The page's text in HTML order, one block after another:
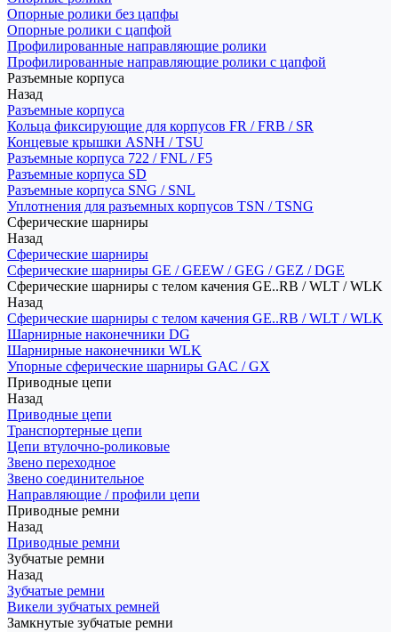
Опорные ролики без цапфы
Опорные ролики с цапфой
Профилированные направляющие ролики
Профилированные направляющие ролики с цапфой
Разъемные корпуса
Назад
Разъемные корпуса
Кольца фиксирующие для корпусов FR / FRB / SR
Концевые крышки ASNH / TSU
Разъемные корпуса 722 / FNL / F5
Разъемные корпуса SD
Разъемные корпуса SNG / SNL
Уплотнения для разъемных корпусов TSN / TSNG
Сферические шарниры
Назад
Сферические шарниры
Сферические шарниры GE / GEEW / GEG / GEZ / DGE
Сферические шарниры с телом качения GE..RB / WLT / WLK
Назад
Сферические шарниры с телом качения GE..RB / WLT / WLK
Шарнирные наконечники DG
Шарнирные наконечники WLK
Упорные сферические шарниры GAC / GX
Приводные цепи
Назад
Приводные цепи
Транспортерные цепи
Цепи втулочно-роликовые
Звено переходное
Звено соединительное
Направляющие / профили цепи
Приводные ремни
Назад
Приводные ремни
Зубчатые ремни
Назад
Зубчатые ремни
Викели зубчатых ремней
Замкнутые зубчатые ремни